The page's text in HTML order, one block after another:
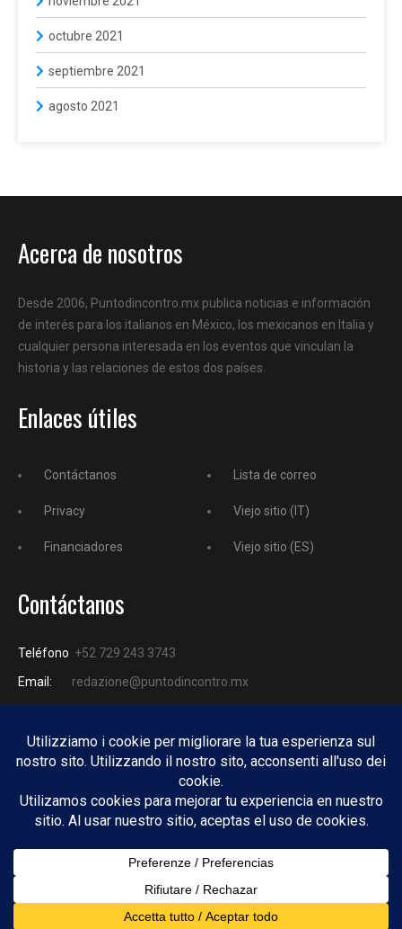
octubre 2021
septiembre 2021
agosto 2021
Acerca de nosotros
Desde 2006, Puntodincontro.mx publica noticias e información
de interés para los italianos en México, los mexicanos en Italia y
cualquier persona interesada en los eventos que vinculan la
historia y las relaciones de estos dos países.
Enlaces útiles
Contáctanos
Privacy
Financiadores
Lista de correo
Viejo sitio (IT)
Viejo sitio (ES)
Contáctanos
Teléfono +52 729 243 3743
Email:
redazione@puntodincontro.mx
PUNTODINCONTRO
Copyright © 2025 Puntodincontro
Design by DisegnoW